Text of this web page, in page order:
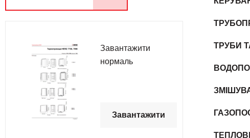
Завантажити
нормаль
Завантажити
ТРУБИ